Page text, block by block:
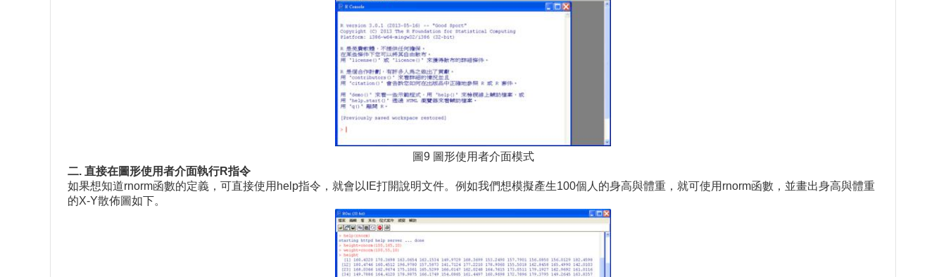
圖9 圖形使用者介面模式
二. 直接在圖形使用者介面執行R指令
如果想知道rnorm函數的定義，可直接使用help指令，就會以IE打開說明文件。例如我們想模擬產生100個人的身高與體重，就可使用rnorm函數，並畫出身高與體重
的X-Y散佈圖如下。